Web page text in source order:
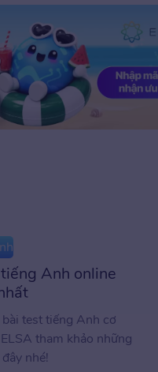
Anh online
test tiếng Anh cơ
tham khảo những
nhé!